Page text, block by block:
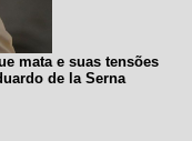
mata e suas tensões
de la Serna